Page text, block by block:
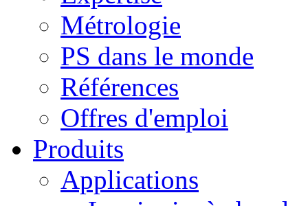
Métrologie
PS dans le monde
Références
Offres d'emploi
Produits
Applications